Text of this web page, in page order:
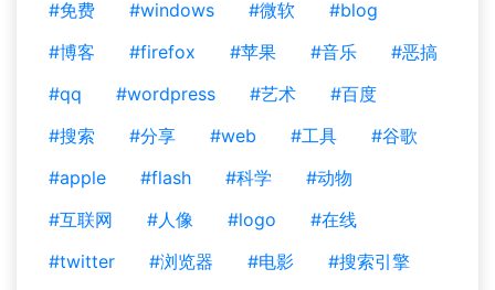
#免费
#windows #微软
#blog
#博客
#firefox #苹果 #音乐
#恶搞
#qq
#wordpress #艺术
#百度
#搜索
#分享 #web #工具
#谷歌
#apple
#flash #科学
#动物
#互联网
#人像 #logo
#在线
#twitter
#浏览器 #电影
#搜索引擎